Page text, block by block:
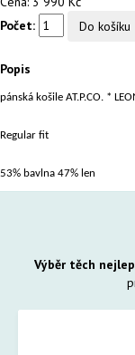
Počet:
Popis
pánská košile AT.P.CO. *
Regular fit
53% bavlna 47% len
Výběr těch